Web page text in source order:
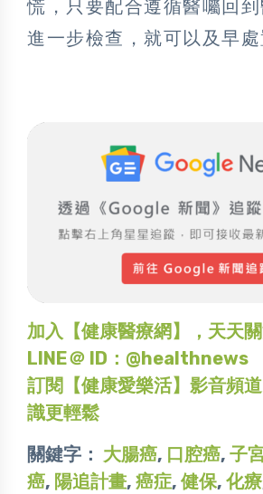
慌，只要配合遵循醫囑回
進一步檢查，就可以及早處
加入【健康醫療網】，天天關
LINE＠ ID：@healthnews
訂閱【健康愛樂活】影音頻
識更輕鬆
關鍵字： 大腸癌, 口腔癌, 子
癌, 陽追計畫, 癌症, 健保, 化療